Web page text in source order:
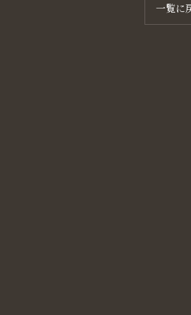
一覧に